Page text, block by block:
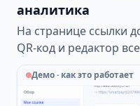
аналитика
На странице ссылки
QR-код и редактор
Демо · как это работает